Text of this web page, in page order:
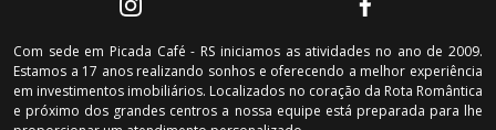
Com sede em Picada Café - RS iniciamos as atividades no ano de 2009.
Estamos a 17 anos realizando sonhos e oferecendo a melhor experiência
em investimentos imobiliários. Localizados no coração da Rota Romântica
e próximo dos grandes centros a nossa equipe está preparada para lhe